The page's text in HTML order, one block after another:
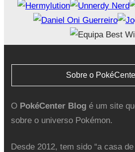
Sobre o
O PokéCenter Blogé um site
sobre o universo Pokémon.
Desde 2012, tem sido “a casa